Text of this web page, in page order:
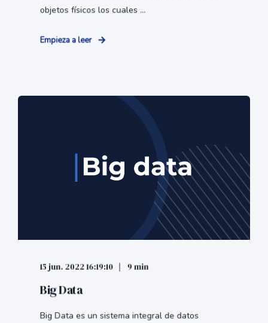
objetos físicos los cuales ...
Empieza a leer
15 jun. 2022 16:19:10 9 min
Big Data
Big Data es un sistema integral de datos